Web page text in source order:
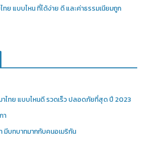
ทย แบบไหน ที่ได้ง่าย ดี และค่าธรรมเนียมถูก
าไทย แบบไหนดี รวดเร็ว ปลอดภัยที่สุด ปี 2023
า
มีบทบาทมากกับคนอเมริกัน